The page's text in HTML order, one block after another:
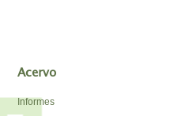
Acervo
Informes